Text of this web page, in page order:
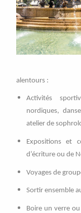
alentours :
Activités
nordiques,
atelier de
Expositions et
d’écriture ou de
Voyages de
Sortir ensemble
Boire un verre